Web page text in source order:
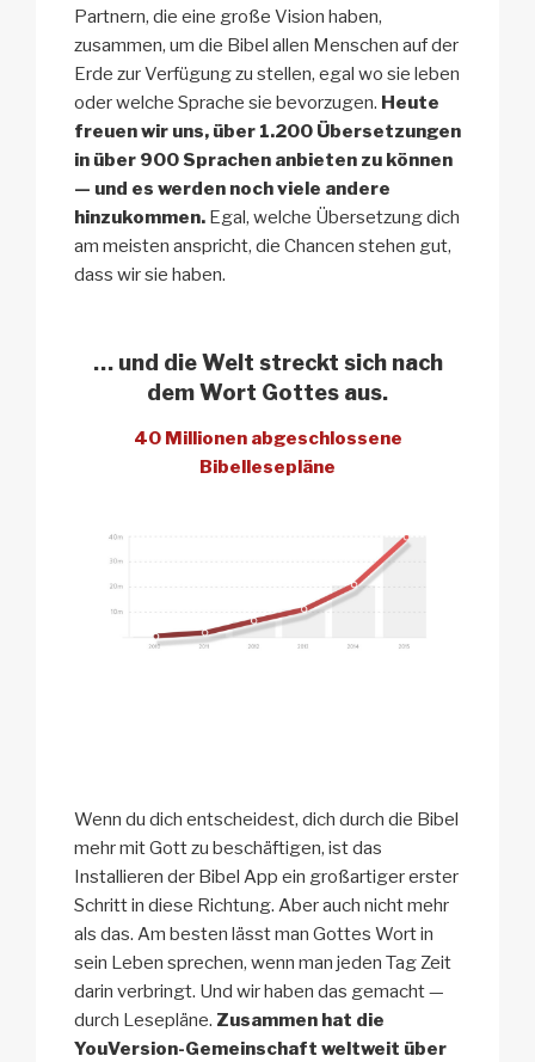
Partnern, die eine große Vision haben,
zusammen, um die Bibel allen Menschen auf der
Erde zur Verfügung zu stellen, egal wo sie leben
oder welche Sprache sie bevorzugen. Heute
freuen wir uns, über 1.200 Übersetzungen
in über 900 Sprachen anbieten zu können
— und es werden noch viele andere
hinzukommen. Egal, welche Übersetzung dich
am meisten anspricht, die Chancen stehen gut,
dass wir sie haben.
… und die Welt streckt sich nach
dem Wort Gottes aus.
40 Millionen abgeschlossene
Bibellesepläne
Wenn du dich entscheidest, dich durch die Bibel
mehr mit Gott zu beschäftigen, ist das
Installieren der Bibel App ein großartiger erster
Schritt in diese Richtung. Aber auch nicht mehr
als das. Am besten lässt man Gottes Wort in
sein Leben sprechen, wenn man jeden Tag Zeit
darin verbringt. Und wir haben das gemacht —
durch Lesepläne. Zusammen hat die
YouVersion-Gemeinschaft weltweit über